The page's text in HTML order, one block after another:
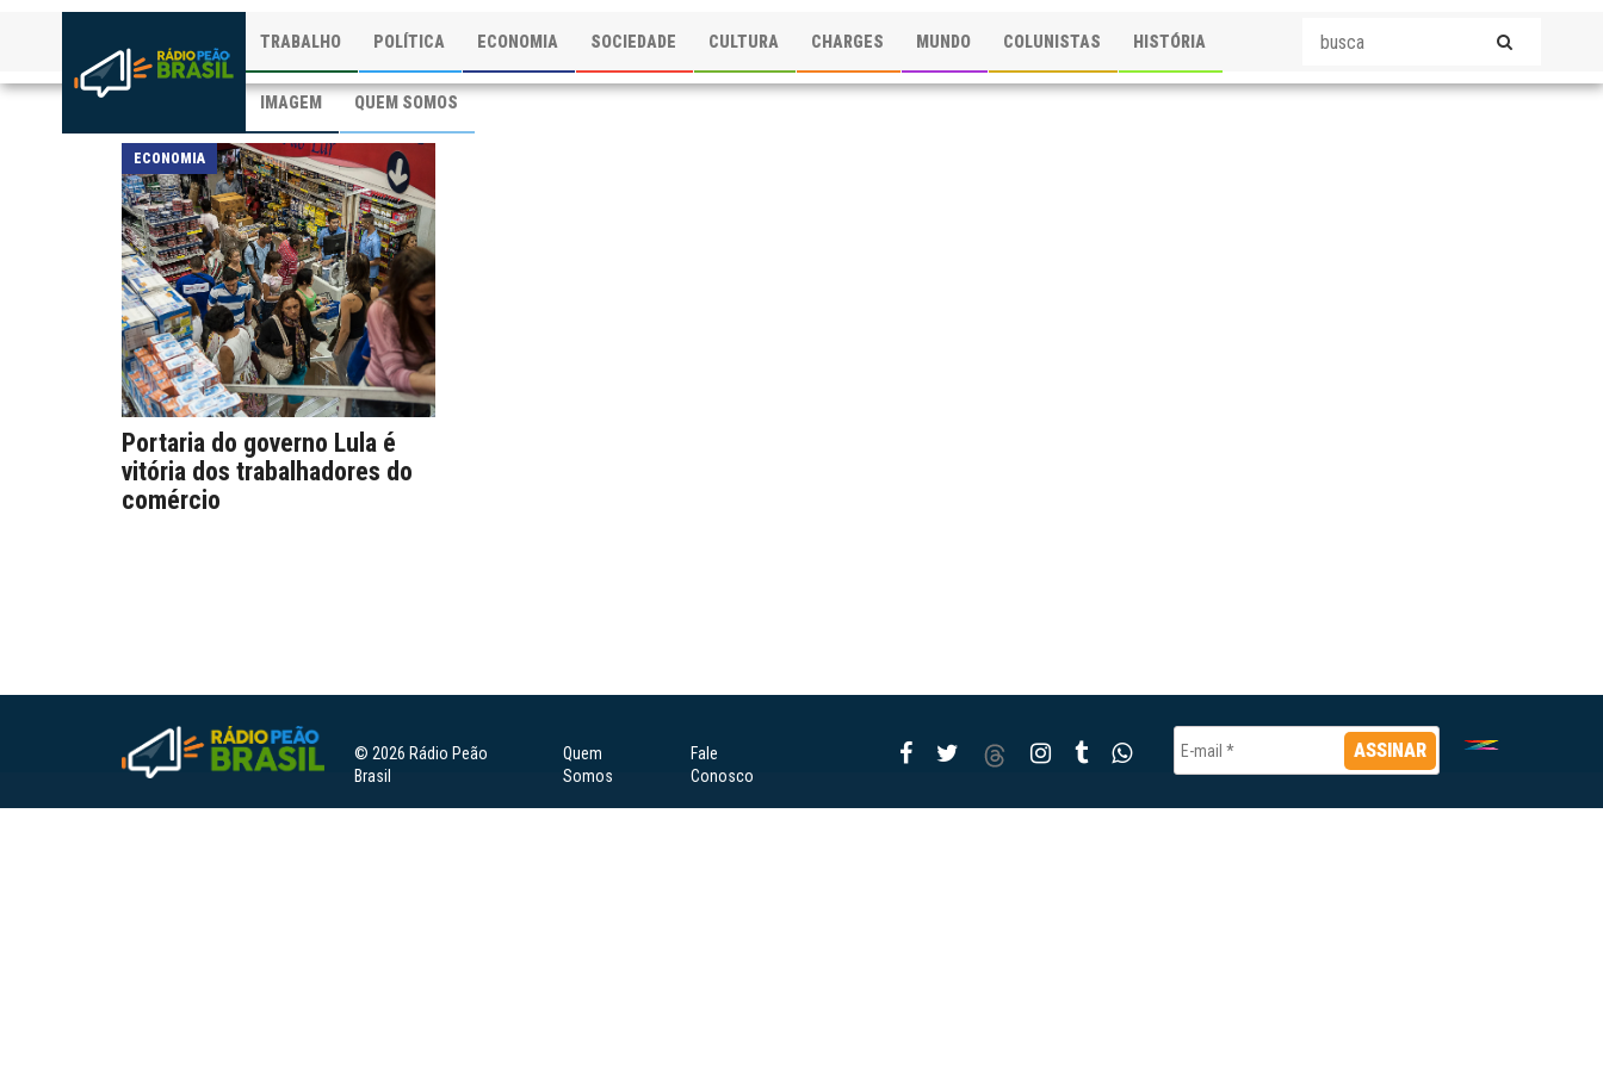
TRABALHO POLÍTICA ECONOMIA SOCIEDADE CULTURA CHARGES MUNDO COLUNISTAS HISTÓRIA
IMAGEM QUEM SOMOS
ECONOMIA
Portaria do governo Lula é
vitória dos trabalhadores do
comércio
© 2026 Rádio Peão
Brasil
Quem
Somos
Fale
Conosco